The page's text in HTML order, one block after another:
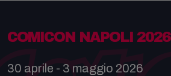
COMICON NAPOLI 2026
30 aprile - 3 maggio 2026